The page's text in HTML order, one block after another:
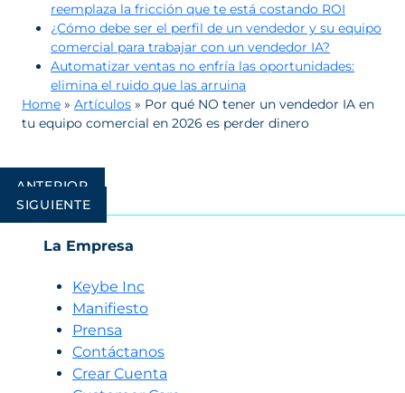
reemplaza la fricción que te está costando ROI
¿Cómo debe ser el perfil de un vendedor y su equipo
comercial para trabajar con un vendedor IA?
Automatizar ventas no enfría las oportunidades:
elimina el ruido que las arruina
Home » Artículos » Por qué NO tener un vendedor IA en
tu equipo comercial en 2026 es perder dinero
Navegación
de
entradas
ANTERIOR
SIGUIENTE
La Empresa
Keybe Inc
Manifiesto
Prensa
Contáctanos
Crear Cuenta